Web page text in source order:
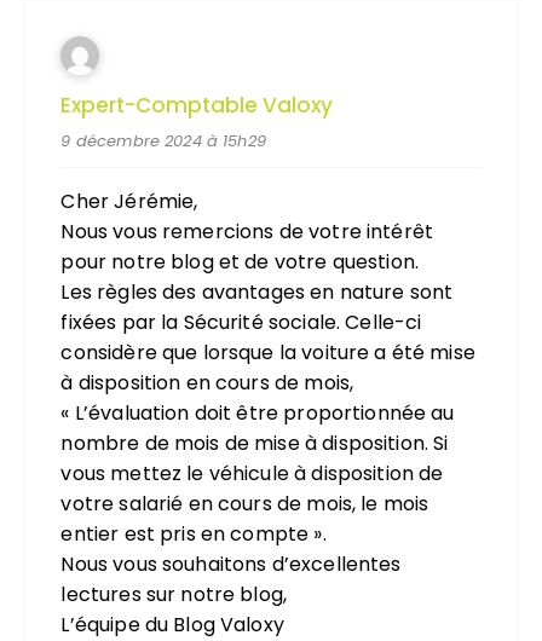
Expert-Comptable Valoxy
9 décembre 2024 à 15h29
Cher Jérémie,
Nous vous remercions de votre intérêt
pour notre blog et de votre question.
Les règles des avantages en nature sont
fixées par la Sécurité sociale. Celle-ci
considère que lorsque la voiture a été mise
à disposition en cours de mois,
« L’évaluation doit être proportionnée au
nombre de mois de mise à disposition. Si
vous mettez le véhicule à disposition de
votre salarié en cours de mois, le mois
entier est pris en compte ».
Nous vous souhaitons d’excellentes
lectures sur notre blog,
L’équipe du Blog Valoxy